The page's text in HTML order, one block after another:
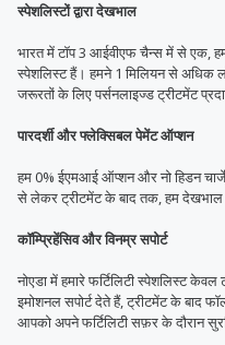
स्पेशलिस्टों द्वारा देखभाल
भारत में टॉप 3 आईवीएफ चैन्स में से एक,
स्पेशलिस्ट हैं। हमने 1 मिलियन से अधिक
जरूरतों के लिए पर्सनलाइज्ड ट्रीटमेंट
पारदर्शी और फ्लेक्सिबल पेमेंट ऑप्शन
हम 0% ईएमआई ऑप्शन और नो हिडन
से लेकर ट्रीटमेंट के बाद तक, हम देखभाल और
कॉम्प्रिहेंसिव और विनम्र सपोर्ट
नोएडा में हमारे फर्टिलिटी स्पेशलिस्ट
इमोशनल सपोर्ट देते हैं, ट्रीटमेंट के बाद
आपको अपने फर्टिलिटी सफ़र के दौरान